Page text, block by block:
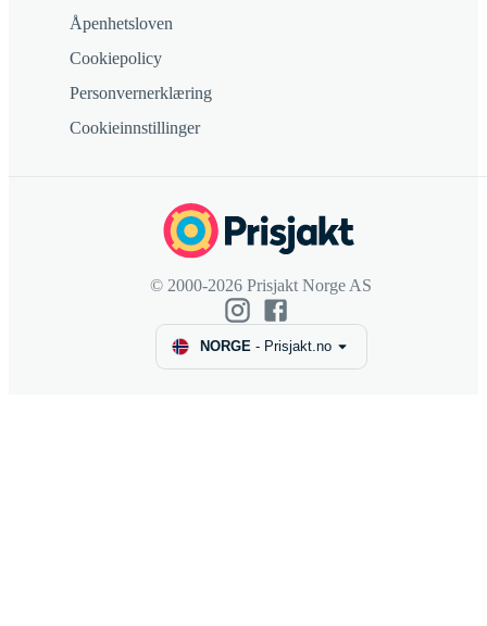
Åpenhetsloven
Cookiepolicy
Personvernerklæring
Cookieinnstillinger
© 2000-2026 Prisjakt Norge AS
NORGE- Prisjakt.no